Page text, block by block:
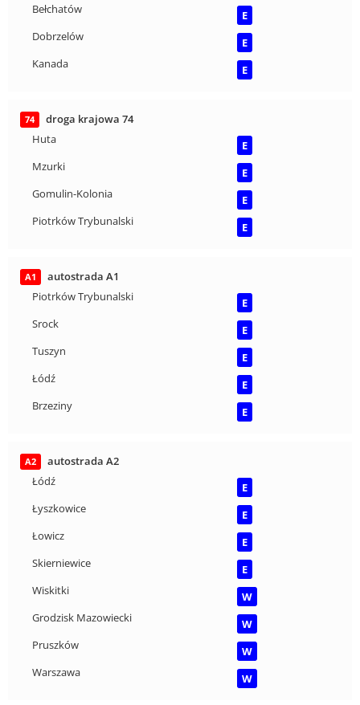
Bełchatów
E
Dobrzelów
E
Kanada
E
74
droga krajowa 74
Huta
E
Mzurki
E
Gomulin-Kolonia
E
Piotrków Trybunalski
E
A1
autostrada A1
Piotrków Trybunalski
E
Srock
E
Tuszyn
E
Łódź
E
Brzeziny
E
A2
autostrada A2
Łódź
E
Łyszkowice
E
Łowicz
E
Skierniewice
E
Wiskitki
W
Grodzisk Mazowiecki
W
Pruszków
W
Warszawa
W